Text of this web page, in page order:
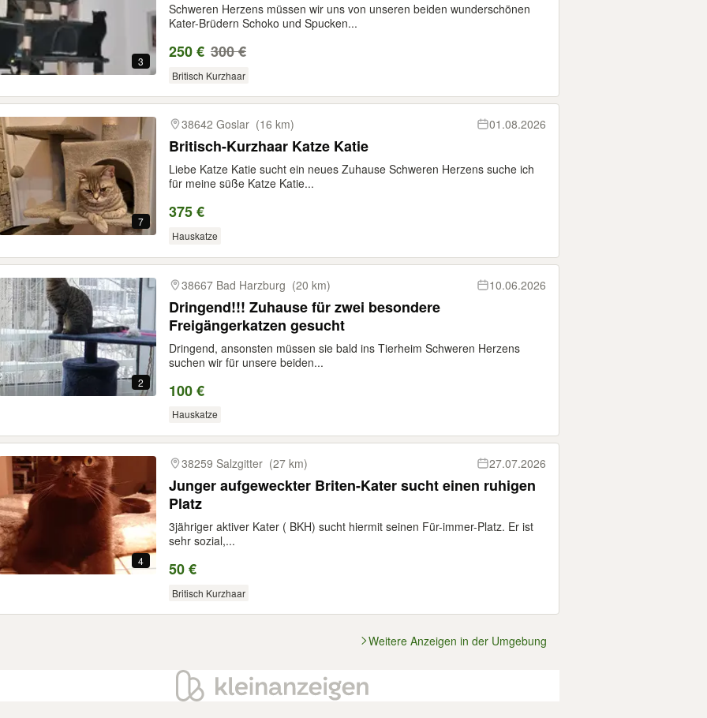
3
Schweren Herzens müssen wir uns von unseren beiden wunderschönen
Kater-Brüdern Schoko und Spucken...
250 € 300 €
Britisch Kurzhaar
7
38642 Goslar (16 km) 01.08.2026
Britisch-Kurzhaar Katze Katie
Liebe Katze Katie sucht ein neues Zuhause Schweren Herzens suche ich
für meine süße Katze Katie...
375 €
Hauskatze
2
38667 Bad Harzburg (20 km) 10.06.2026
Dringend!!! Zuhause für zwei besondere
Freigängerkatzen gesucht
Dringend, ansonsten müssen sie bald ins Tierheim Schweren Herzens
suchen wir für unsere beiden...
100 €
Hauskatze
4
38259 Salzgitter (27 km) 27.07.2026
Junger aufgeweckter Briten-Kater sucht einen ruhigen
Platz
3jähriger aktiver Kater ( BKH) sucht hiermit seinen Für-immer-Platz. Er ist
sehr sozial,...
50 €
Britisch Kurzhaar
Weitere Anzeigen in der Umgebung